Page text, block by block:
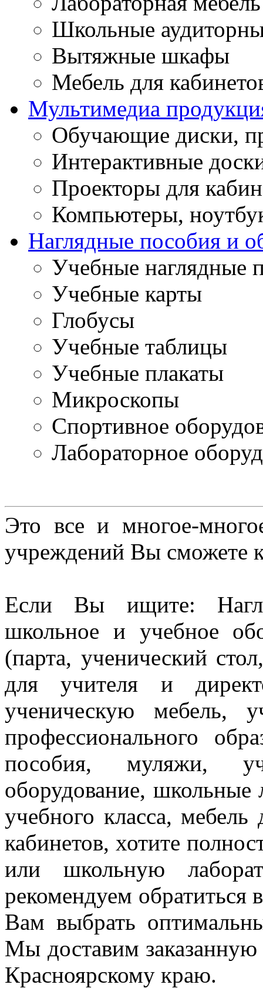
Школьные
Вытяжные шкафы
Мебель для
Мультимедиа
Обучающие диски,
Интерактивные
Проекторы для
Компьютеры,
Наглядные пособия и
Учебные наглядные
Учебные карты
Глобусы
Учебные таблицы
Учебные плакаты
Микроскопы
Спортивное
Лабораторное
Это все и многое-
учреждений Вы сможете
Если Вы ищите:
школьное и учебное
(парта, ученический
для учителя и
ученическую мебель,
профессионального
пособия, муляжи,
оборудование, школьные
учебного класса,
кабинетов, хотите
или школьную
рекомендуем
Вам выбрать
Мы доставим
Красноярскому краю.